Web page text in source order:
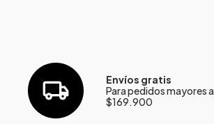
Envíos gratis
Para pedidos mayores a
$169.900